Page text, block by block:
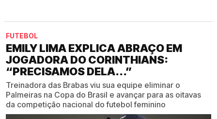
FUTEBOL
EMILY LIMA EXPLICA ABRAÇO EM
JOGADORA DO CORINTHIANS:
“PRECISAMOS DELA...”
Treinadora das Brabas viu sua equipe eliminar o
Palmeiras na Copa do Brasil e avançar para as oitavas
da competição nacional do futebol feminino